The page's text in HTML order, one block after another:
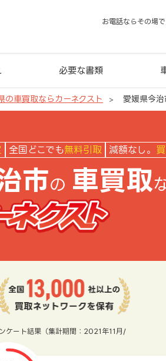
お電話ならその場
必要な書類
の車買取ならカーネクスト 愛媛県今
全国どこでも無料引取 減額なし。
市の 車買取
ケート結果（集計期間：2021年11月/